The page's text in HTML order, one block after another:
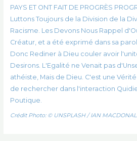
PAYS ET ONT FAIT DE PROGRÈS
Luttons Toujours de la Division de la
Racisme. Les Devons Nous Rappel
Créatur, et a été exprimé dans sa
Donc Rediner à Dieu couler avoir
Desirons. L'Egalité ne Venait pas
athéiste, Mais de Dieu. C'est une
de rechercher dans l'interaction
Poutique.
Crédit Photo: © UNSPLASH / IAN